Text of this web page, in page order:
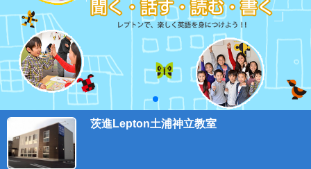
茨進Lepton土浦神立教室